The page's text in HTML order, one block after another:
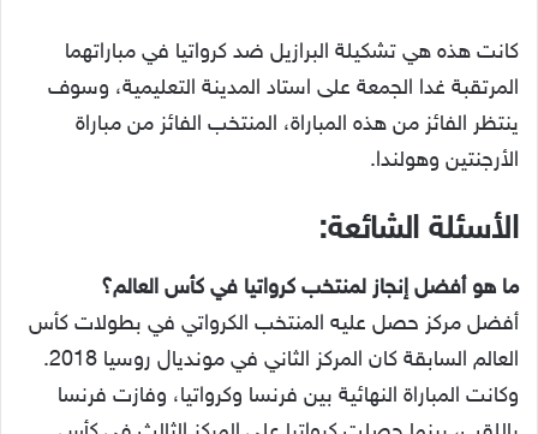
كانت هذه هي تشكيلة البرازيل ضد كرواتيا في مباراتهما
المرتقبة غدا الجمعة على استاد المدينة التعليمية، وسوف
ينتظر الفائز من هذه المباراة، المنتخب الفائز من مباراة
الأرجنتين وهولندا.
الأسئلة الشائعة:
ما هو أفضل إنجاز لمنتخب كرواتيا في كأس العالم؟
أفضل مركز حصل عليه المنتخب الكرواتي في بطولات كأس
العالم السابقة كان المركز الثاني في مونديال روسيا 2018.
وكانت المباراة النهائية بين فرنسا وكرواتيا، وفازت فرنسا